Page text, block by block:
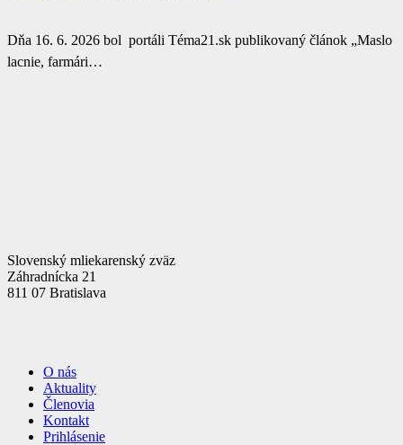
Dňa 16. 6. 2026 bol portáli Téma21.sk publikovaný článok „Maslo
lacnie, farmári…
Slovenský mliekarenský zväz
Záhradnícka 21
811 07 Bratislava
O nás
Aktuality
Členovia
Kontakt
Prihlásenie